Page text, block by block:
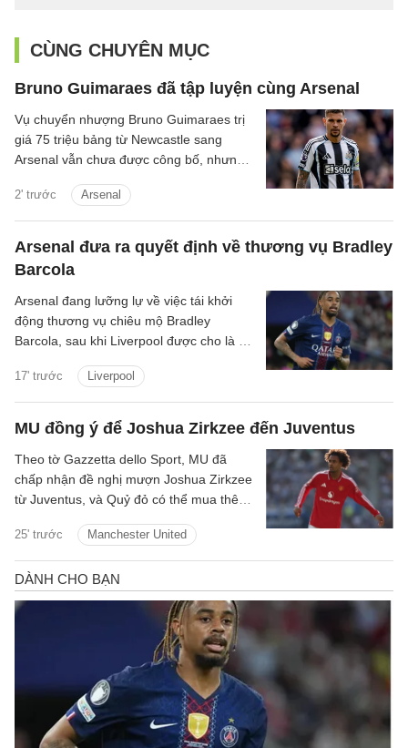
CÙNG CHUYÊN MỤC
Bruno Guimaraes đã tập luyện cùng Arsenal
2' trước Arsenal
Vụ chuyển nhượng Bruno Guimaraes trị
giá 75 triệu bảng từ Newcastle sang
Arsenal vẫn chưa được công bố, nhưng
Arsenal đưa ra quyết định về thương vụ Bradley
Barcola
17' trước Liverpool
Arsenal đang lưỡng lự về việc tái khởi
động thương vụ chiêu mộ Bradley
Barcola, sau khi Liverpool được cho là đã
MU đồng ý để Joshua Zirkzee đến Juventus
25' trước Manchester United
Theo tờ Gazzetta dello Sport, MU đã
chấp nhận đề nghị mượn Joshua Zirkzee
từ Juventus, và Quỷ đỏ có thể mua thêm
2026.